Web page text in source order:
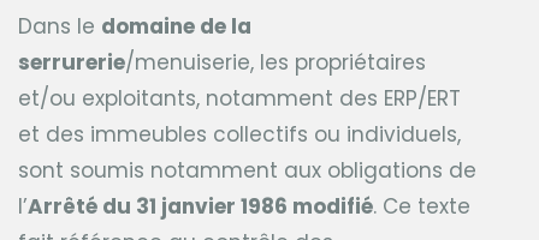
Dans le domaine de la
serrurerie/menuiserie, les propriétaires
et/ou exploitants, notamment des ERP/ERT
et des immeubles collectifs ou individuels,
sont soumis notamment aux obligations de
l’Arrêté du 31 janvier 1986 modifié. Ce texte